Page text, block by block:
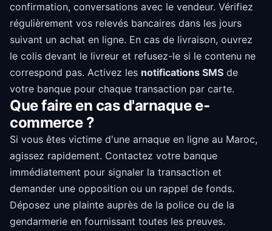
confirmation, conversations avec le vendeur. Vérifiez
régulièrement vos relevés bancaires dans les jours
suivant un achat en ligne. En cas de livraison, ouvrez
le colis devant le livreur et refusez-le si le contenu ne
correspond pas. Activez les notifications SMS de
votre banque pour chaque transaction par carte.
Que faire en cas d'arnaque e-
commerce ?
Si vous êtes victime d'une arnaque en ligne au Maroc,
agissez rapidement. Contactez votre banque
immédiatement pour signaler la transaction et
demander une opposition ou un rappel de fonds.
Déposez une plainte auprès de la police ou de la
gendarmerie en fournissant toutes les preuves.